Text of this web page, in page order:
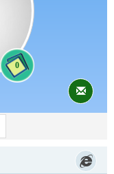
0